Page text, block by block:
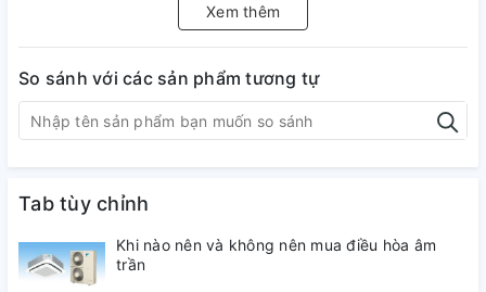
Xem thêm
So sánh với các sản phẩm tương tự
Tab tùy chỉnh
Khi nào nên và không nên mua điều hòa âm
trần